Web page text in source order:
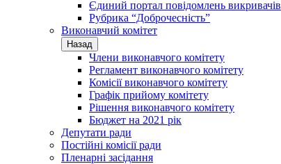
Єдиний портал повідомлень викривачів
Рубрика “Доброчесність”
Виконавчий комітет
Назад
Члени виконавчого комітету
Регламент виконавчого комітету
Комісії виконавчого комітету
Графік прийому комітету
Рішення виконавчого комітету
Бюджет на 2021 рік
Депутати ради
Постійні комісії ради
Пленарні засідання